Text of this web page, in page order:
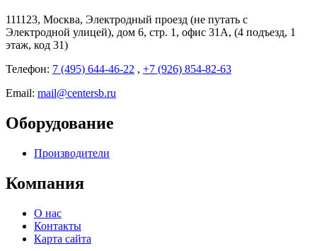
111123, Москва, Электродный проезд (не путать с
Электродной улицей), дом 6, стр. 1, офис 31А, (4 подъезд, 1
этаж, код 31)
Телефон: 7 (495) 644-46-22 , +7 (926) 854-82-63
Email: mail@centersb.ru
Оборудование
Производители
Компания
О нас
Контакты
Карта сайта